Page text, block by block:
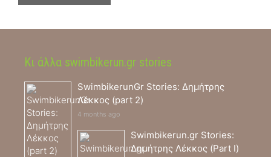
Κι άλλα swimbikerun.gr stories
SwimbikerunGr Stories: Δημήτρης
Λέκκος (part 2)
4 months ago
Swimbikerun.gr Stories:
Δημήτρης Λέκκος (Part I)